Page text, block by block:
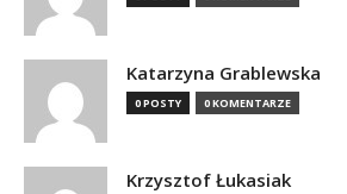
Katarzyna Grablewska
0 POSTY 0 KOMENTARZE
Krzysztof Łukasiak